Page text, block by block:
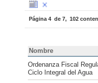
Página 4 de 7,102
Nombre
Ordenanza Fiscal
Ciclo Integral del Agua